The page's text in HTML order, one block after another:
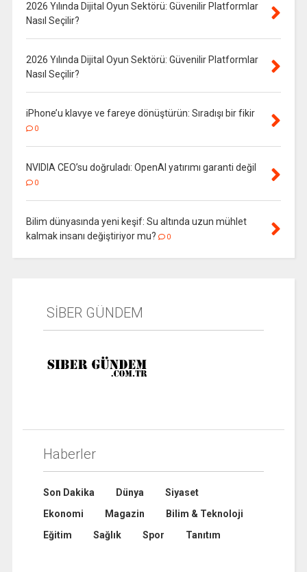
2026 Yılında Dijital Oyun Sektörü: Güvenilir Platformlar
Nasıl Seçilir?
2026 Yılında Dijital Oyun Sektörü: Güvenilir Platformlar
Nasıl Seçilir?
iPhone’u klavye ve fareye dönüştürün: Sıradışı bir fikir
0
NVIDIA CEO’su doğruladı: OpenAI yatırımı garanti değil
0
Bilim dünyasında yeni keşif: Su altında uzun mühlet
kalmak insanı değiştiriyor mu?
0
SİBER GÜNDEM
Haberler
Son Dakika Dünya
Siyaset
Ekonomi
Magazin
Bilim & Teknoloji
Eğitim
Sağlık Spor Tanıtım